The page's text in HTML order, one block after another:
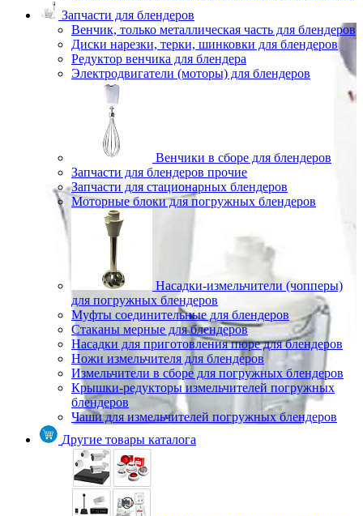
Запчасти для блендеров
Венчик, только металлическая часть для блендеров
Диски нарезки, терки, шинковки для блендеров
Редуктор венчика для блендера
Электродвигатели (моторы) для блендеров
Венчики в сборе для блендеров
Запчасти для блендеров прочие
Запчасти для стационарных блендеров
Моторные блоки для погружных блендеров
Насадки-измельчители (чопперы)
для погружных блендеров
Муфты соединительные для блендеров
Стаканы мерные для блендеров
Насадки для приготовления пюре для блендеров
Ножи измельчителя для блендеров
Измельчители в сборе для погружных блендеров
Крышки-редукторы измельчителей погружных
блендеров
Чаши для измельчителей погружных блендеров
Другие товары каталога